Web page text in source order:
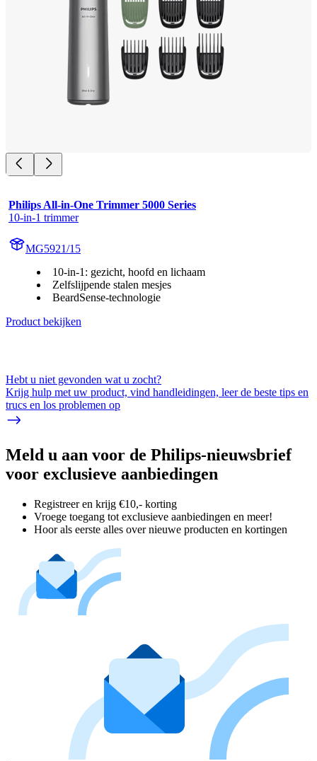
Philips All-in-One Trimmer 5000 Series
10-in-1 trimmer
MG5921/15
10-in-1: gezicht, hoofd en lichaam
Zelfslijpende stalen mesjes
BeardSense-technologie
Product bekijken
Hebt u niet gevonden wat u zocht?
Krijg hulp met uw product, vind handleidingen, leer de beste tips en
trucs en los problemen op
Meld u aan voor de Philips-nieuwsbrief
voor exclusieve aanbiedingen
Registreer en krijg €10,- korting
Vroege toegang tot exclusieve aanbiedingen en meer!
Hoor als eerste alles over nieuwe producten en kortingen